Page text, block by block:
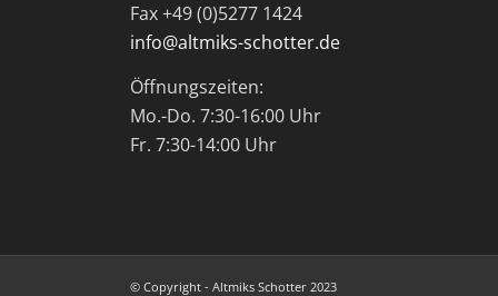
Fax +49 (0)5277 1424
info@altmiks-schotter.de
Öffnungszeiten:
Mo.-Do. 7:30-16:00 Uhr
Fr. 7:30-14:00 Uhr
© Copyright - Altmiks Schotter 2023